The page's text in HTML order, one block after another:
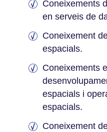
Coneixements
en serveis de
Coneixement
espacials.
Coneixements
espacials i
espacials.
Coneixement